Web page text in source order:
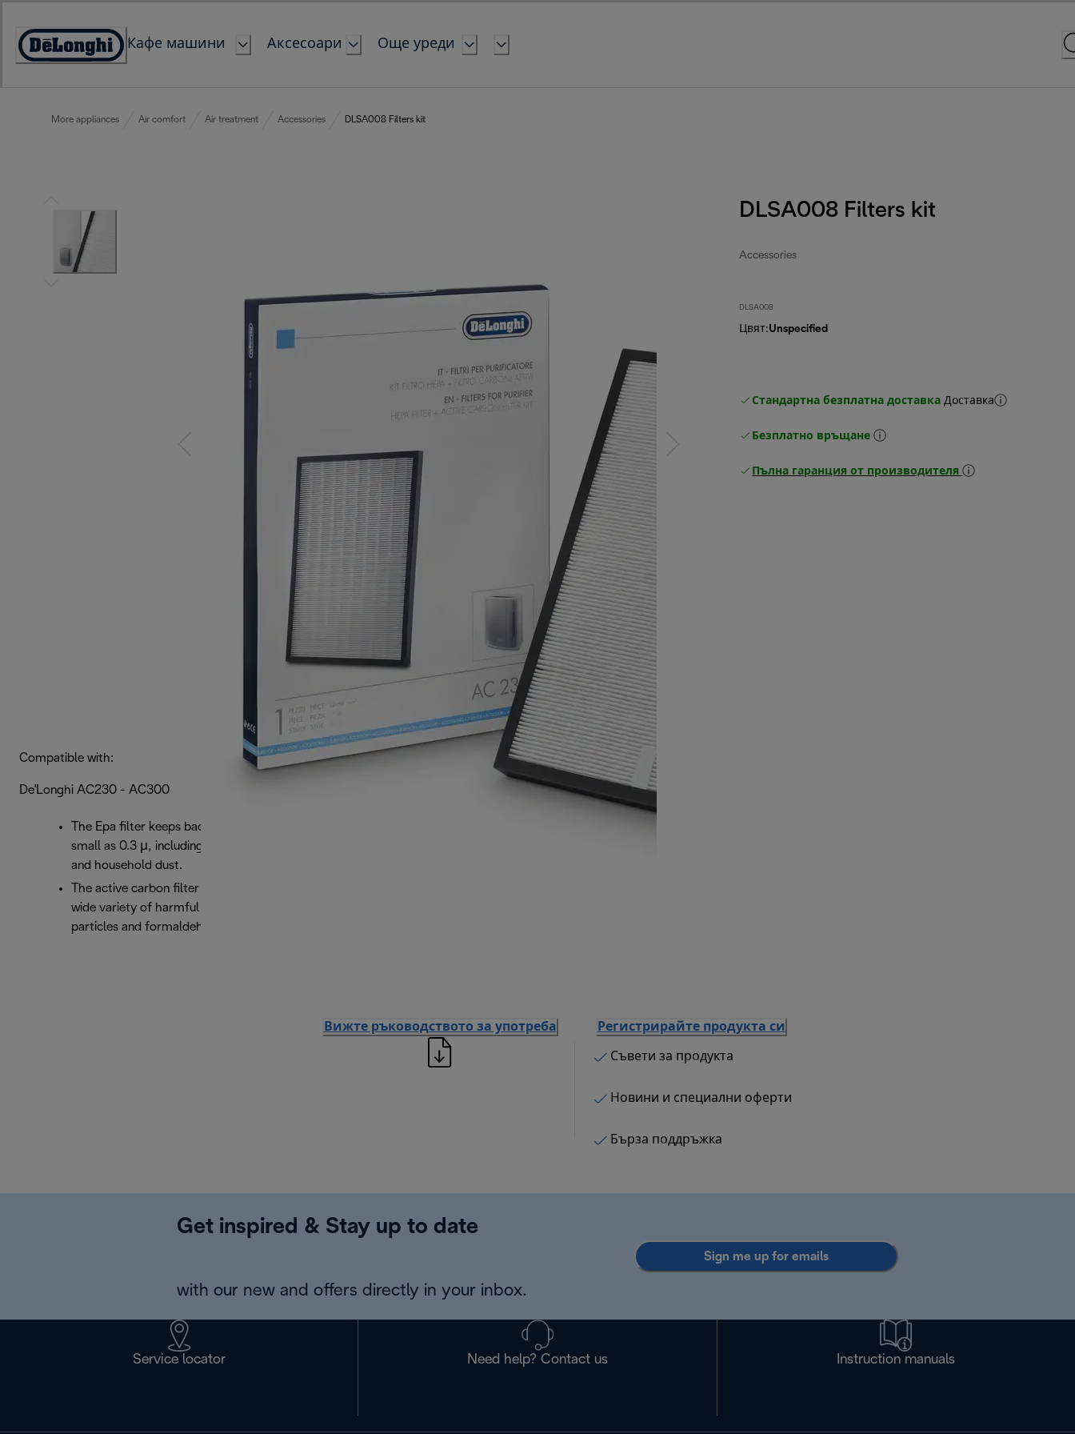
Content
Accessibility
Кафе машини Аксесоари Още уреди
More appliances Air comfort Air treatment Accessories DLSA008 Filters kit
DLSA008 Filters kit
Accessories
DLSA008
Цвят:Unspecified
Стандартна безплатна доставка Доставка
Безплатно връщане
Пълна гаранция от производителя
Compatible with:
De'Longhi AC230 - AC300
The Epa filter keeps back micro particles as
small as 0.3 μ, including tobacco, smoke, pollen
and household dust.
The active carbon filter holds back smoke, a
wide variety of harmful gases, odours, fine dust
particles and formaldehyde.
Вижте ръководството за употреба Регистрирайте продукта си
Съвети за продукта
Новини и специални оферти
Бърза поддръжка
Get inspired & Stay up to date
with our new and offers directly in your inbox.
Sign me up for emails
Service locator Need help? Contact us Instruction manuals